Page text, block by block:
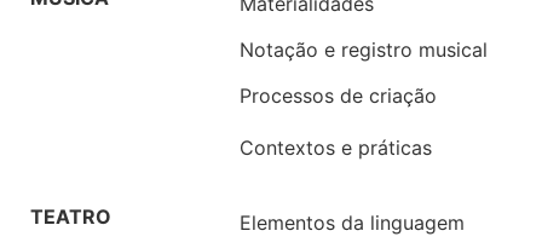
Notação e registro musical
Processos de criação
TEATRO
Contextos e práticas
Elementos da linguagem